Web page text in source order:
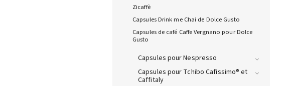
Zicaffè
Capsules Drink me Chai de Dolce Gusto
Capsules de café Caffe Vergnano pour Dolce
Gusto
Capsules pour Nespresso
Capsules pour Tchibo Cafissimo® et
Caffitaly